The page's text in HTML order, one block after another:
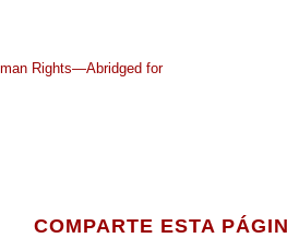
COMPARTE ESTA
Rights—Abridged for